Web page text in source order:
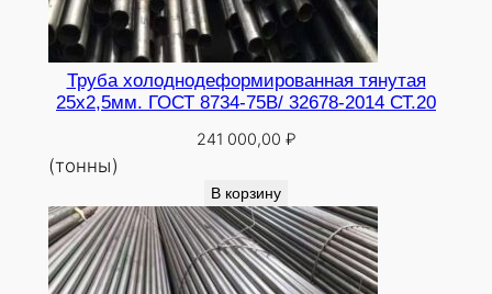
Труба холоднодеформированная тянутая
25х2,5мм. ГОСТ 8734-75В/ 32678-2014 СТ.20
241 000,00 ₽
(тонны)
В корзину